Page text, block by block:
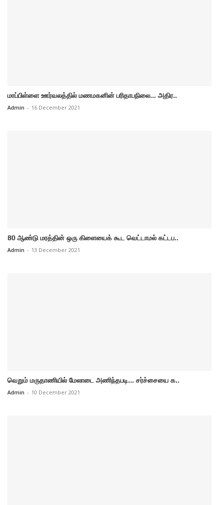
மாப்பிள்ளை ஊர்வலத்தில் மணமகனின் பரிதாபநிலை... அதிர..
Admin - 16 December 2021
80 ஆண்டு மரத்தின் ஒரு கிளையைக் கூட வெட்டாமல் கட்டப..
Admin - 13 December 2021
வெறும் மருதாணியில் மேலாடை அணிந்தபடி... சர்ச்சையை க..
Admin - 10 December 2021